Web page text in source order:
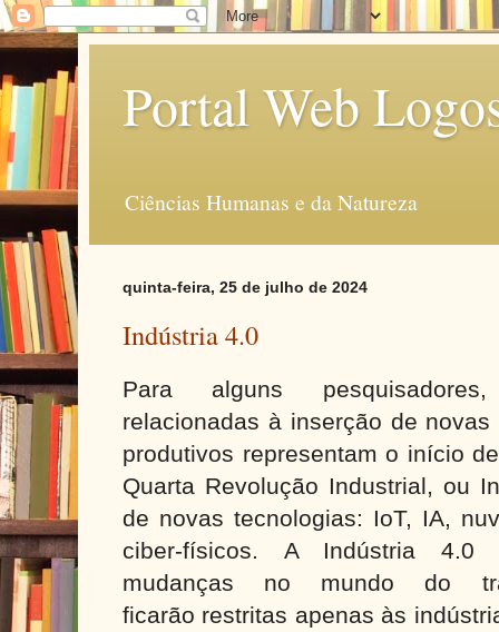
Portal Web
Ciências Humanas e da Natureza
quinta-feira, 25 de julho de 2024
Indústria 4.0
Para alguns
relacionadas à inserção de
produtivos representam o início
Quarta Revolução Industrial, ou
de novas tecnologias: IoT, IA,
ciber-físicos. A Indústria 4.0
mudanças no mundo do
ficarão restritas apenas às